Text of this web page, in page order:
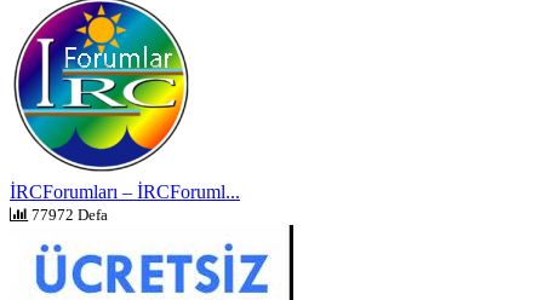
İRCForumları – İRCForuml...
77972 Defa